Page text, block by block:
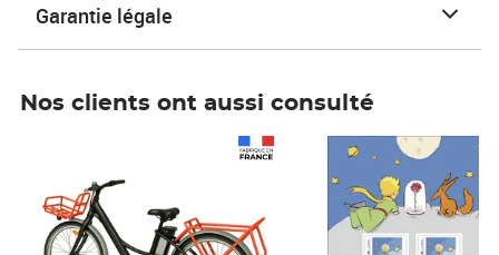
Garantie légale
Nos clients ont aussi consulté
Prix 7,50€